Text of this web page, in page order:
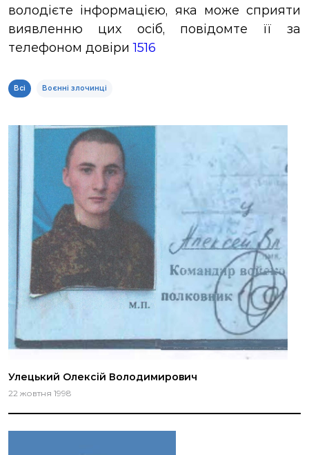
ЗВІТИ
ЛІЦЕНЗУВАННЯ
ПОВІСТКИ
володієте інформацією, яка може сприяти
виявленню цих осіб, повідомте її за
телефоном довіри1516
Всі Воєнні злочинці
Улецький Олексій Володимирович
22 жовтня 1998